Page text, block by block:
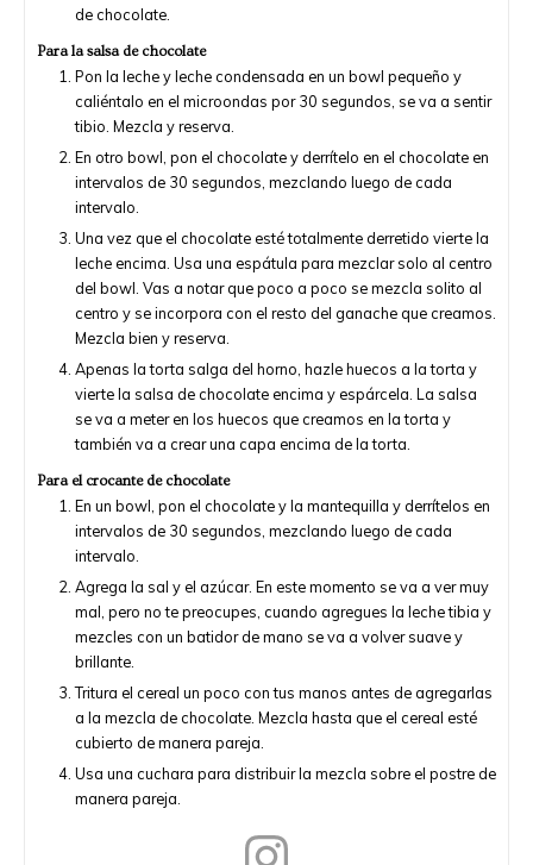
de chocolate.
Para la salsa de chocolate
Pon la leche y leche condensada en un bowl pequeño y
caliéntalo en el microondas por 30 segundos, se va a sentir
tibio. Mezcla y reserva.
En otro bowl, pon el chocolate y derrítelo en el chocolate en
intervalos de 30 segundos, mezclando luego de cada
intervalo.
Una vez que el chocolate esté totalmente derretido vierte la
leche encima. Usa una espátula para mezclar solo al centro
del bowl. Vas a notar que poco a poco se mezcla solito al
centro y se incorpora con el resto del ganache que creamos.
Mezcla bien y reserva.
Apenas la torta salga del horno, hazle huecos a la torta y
vierte la salsa de chocolate encima y espárcela. La salsa
se va a meter en los huecos que creamos en la torta y
también va a crear una capa encima de la torta.
Para el crocante de chocolate
En un bowl, pon el chocolate y la mantequilla y derrítelos en
intervalos de 30 segundos, mezclando luego de cada
intervalo.
Agrega la sal y el azúcar. En este momento se va a ver muy
mal, pero no te preocupes, cuando agregues la leche tibia y
mezcles con un batidor de mano se va a volver suave y
brillante.
Tritura el cereal un poco con tus manos antes de agregarlas
a la mezcla de chocolate. Mezcla hasta que el cereal esté
cubierto de manera pareja.
Usa una cuchara para distribuir la mezcla sobre el postre de
manera pareja.